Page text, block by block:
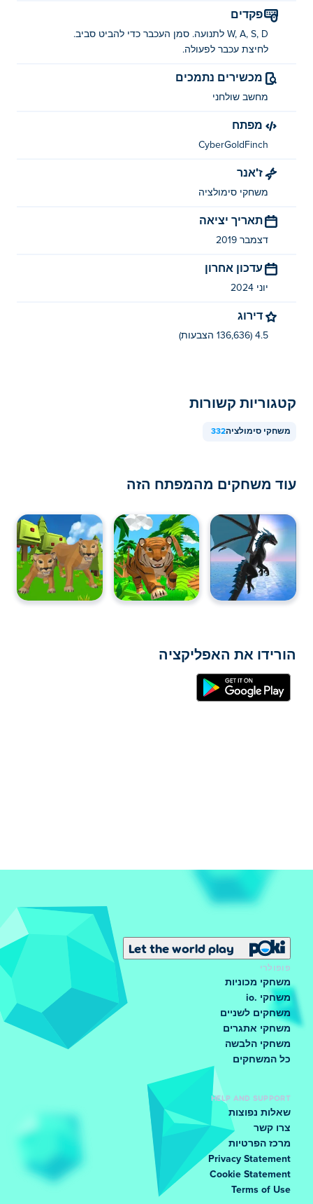
פקדים
W, A, S, D לתנועה. סמן העכבר כדי להביט סביב.
לחיצת עכבר לפעולה.
מכשירים נתמכים
מחשב שולחני
מפתח
CyberGoldFinch
ז'אנר
משחקי סימולציה
תאריך יציאה
דצמבר 2019
עדכון אחרון
יוני 2024
דירוג
4.5 (136,636 הצבעות)
קטגוריות קשורות
משחקי סימולציה332
עוד משחקים מהמפתח הזה
הורידו את האפליקציה
Let the world play
פופולרי
משחקי מכוניות
משחקי .io
משחקים לשניים
משחקי אתגרים
משחקי הלבשה
כל המשחקים
HELP AND SUPPORT
שאלות נפוצות
צרו קשר
מרכז הפרטיות
Privacy Statement
Cookie Statement
Terms of Use